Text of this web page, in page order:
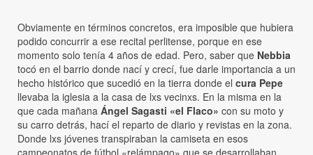
Obviamente en términos concretos, era imposible que hubiera
podido concurrir a ese recital perlitense, porque en ese
momento solo tenía 4 años de edad. Pero, saber que Nebbia
tocó en el barrio donde nací y crecí, fue darle importancia a un
hecho histórico que sucedió en la tierra donde el cura Pepe
llevaba la iglesia a la casa de lxs vecinxs. En la misma en la
que cada mañana Ángel Sagasti «el Flaco» con su moto y
su carro detrás, hací el reparto de diario y revistas en la zona.
Donde lxs jóvenes transpiraban la camiseta en esos
campeonatos de fútbol «relámpago» que se desarrollaban